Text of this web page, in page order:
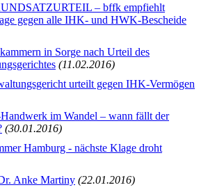
– bffk empfiehlt
gegen alle IHK- und HWK-Bescheide
in Sorge nach Urteil des
(11.02.2016)
urteilt gegen IHK-Vermögen
im Wandel – wann fällt der
(30.01.2016)
Hamburg - nächste Klage droht
Anke Martiny (22.01.2016)